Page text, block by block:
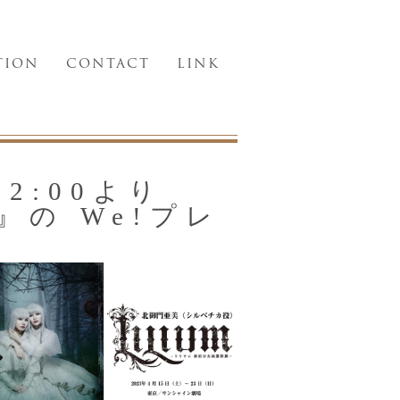
CONTACT LINK
より
の We!プレ